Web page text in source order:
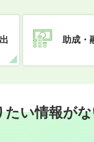
助成・
い情報が